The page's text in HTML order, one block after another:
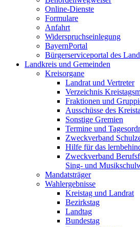
Online-Dienste
Formulare
Anfahrt
Widerspruchseinlegung
BayernPortal
Bürgerserviceportal des
Landkreis und Gemeinden
Kreisorgane
Landrat und Vertreter
Verzeichnis
Fraktionen und
Ausschüsse des
Sonstige Gremien
Termine und
Zweckverband
Hilfe für das
Zweckverband
Sing- und
Mandatsträger
Wahlergebnisse
Kreistag und Landrat
Bezirkstag
Landtag
Bundestag